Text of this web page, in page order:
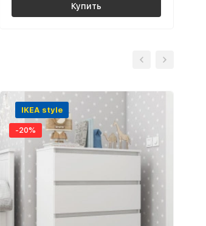
Купить
IKEA style
-20%